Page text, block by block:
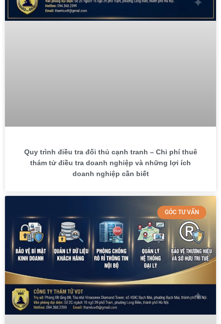
Quy trình điều tra đối thủ cạnh tranh – Chi phí thuê
thám tử điều tra doanh nghiệp và những lợi ích
doanh nghiệp cần biết
GÓC TƯ VẤN